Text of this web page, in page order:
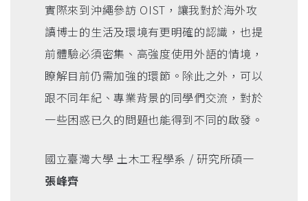
實際來到沖繩參訪 OIST，讓我對於海外攻
讀博士的生活及環境有更明確的認識，也提
前體驗必須密集、高強度使用外語的情境，
瞭解目前仍需加強的環節。除此之外，可以
跟不同年紀、專業背景的同學們交流，對於
一些困惑已久的問題也能得到不同的啟發。
國立臺灣大學 土木工程學系 / 研究所碩一
張峰齊